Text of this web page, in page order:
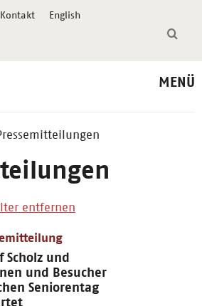
Kontakt English
MENÜ
entfernen
Scholz und
und Besucher
Seniorentag